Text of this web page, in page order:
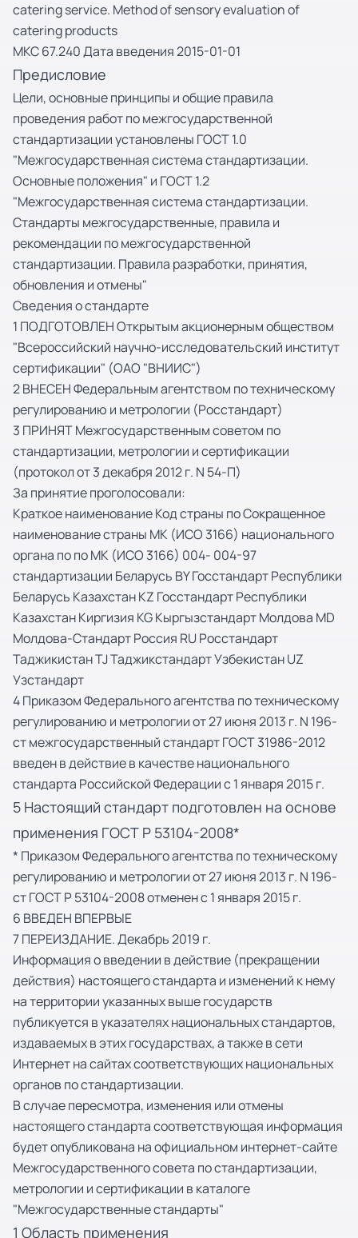
catering service. Method of sensory evaluation of
catering products
МКС 67.240 Дата введения 2015-01-01
Предисловие
Цели, основные принципы и общие правила
проведения работ по межгосударственной
стандартизации установлены ГОСТ 1.0
"Межгосударственная система стандартизации.
Основные положения" и ГОСТ 1.2
"Межгосударственная система стандартизации.
Стандарты межгосударственные, правила и
рекомендации по межгосударственной
стандартизации. Правила разработки, принятия,
обновления и отмены"
Сведения о стандарте
1 ПОДГОТОВЛЕН Открытым акционерным обществом
"Всероссийский научно-исследовательский институт
сертификации" (ОАО "ВНИИС")
2 ВНЕСЕН Федеральным агентством по техническому
регулированию и метрологии (Росстандарт)
3 ПРИНЯТ Межгосударственным советом по
стандартизации, метрологии и сертификации
(протокол от 3 декабря 2012 г. N 54-П)
За принятие проголосовали:
Краткое наименование Код страны по Сокращенное
наименование страны MК (ИСО 3166) национального
органа по по MК (ИСО 3166) 004- 004-97
стандартизации Беларусь BY Госстандарт Республики
Беларусь Казахстан KZ Госстандарт Республики
Казахстан Киргизия KG Кыргызстандарт Молдова MD
Молдова-Стандарт Россия RU Росстандарт
Таджикистан TJ Таджикстандарт Узбекистан UZ
Узстандарт
4 Приказом Федерального агентства по техническому
регулированию и метрологии от 27 июня 2013 г. N 196-
ст межгосударственный стандарт ГОСТ 31986-2012
введен в действие в качестве национального
стандарта Российской Федерации с 1 января 2015 г.
5 Настоящий стандарт подготовлен на основе
применения ГОСТ Р 53104-2008*
* Приказом Федерального агентства по техническому
регулированию и метрологии от 27 июня 2013 г. N 196-
ст ГОСТ Р 53104-2008 отменен c 1 января 2015 г.
6 ВВЕДЕН ВПЕРВЫЕ
7 ПЕРЕИЗДАНИЕ. Декабрь 2019 г.
Информация о введении в действие (прекращении
действия) настоящего стандарта и изменений к нему
на территории указанных выше государств
публикуется в указателях национальных стандартов,
издаваемых в этих государствах, а также в сети
Интернет на сайтах соответствующих национальных
органов по стандартизации.
В случае пересмотра, изменения или отмены
настоящего стандарта соответствующая информация
будет опубликована на официальном интернет-сайте
Межгосударственного совета по стандартизации,
метрологии и сертификации в каталоге
"Межгосударственные стандарты"
1 Область применения